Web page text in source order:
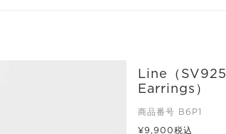
Line（SV925
Earrings）
商品番号 B6P1
¥9,900税込